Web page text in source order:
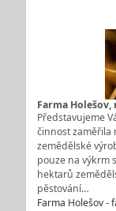
Farma
Představujeme
činnost zaměřila
zemědělské
pouze na výkrm
hektarů
pěstování…
Farma Holešov -